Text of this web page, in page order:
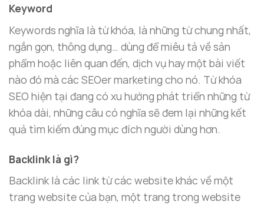
Keyword
Keywords nghĩa là từ khóa, là những từ chung nhất,
ngắn gọn, thông dụng… dùng để miêu tả về sản
phẩm hoặc liên quan đến, dịch vụ hay một bài viết
nào đó mà các SEOer marketing cho nó. Từ khóa
SEO hiện tại đang có xu hướng phát triển những từ
khóa dài, những câu có nghĩa sẽ đem lại những kết
quả tìm kiếm đúng mục đích người dùng hơn.
Backlink là gì?
Backlink là các link từ các website khác về một
trang website của bạn, một trang trong website